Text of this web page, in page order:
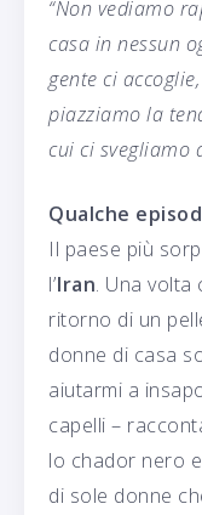
“Non vediamo
casa in nessun
gente ci
piazziamo la
cui ci svegliamo
Qualche
Il paese più
l’Iran. Una volta
ritorno di un
donne di casa
aiutarmi a
capelli –
lo chador nero
di sole donne